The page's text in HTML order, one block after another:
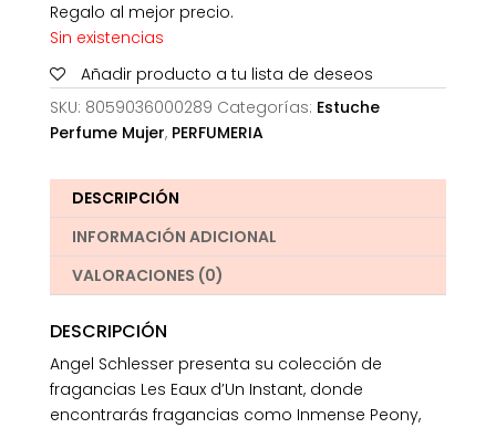
Regalo al mejor precio.
Sin existencias
Añadir producto a tu lista de deseos
SKU: 8059036000289 Categorías: Estuche
Perfume Mujer, PERFUMERIA
DESCRIPCIÓN
INFORMACIÓN ADICIONAL
VALORACIONES (0)
DESCRIPCIÓN
Angel Schlesser presenta su colección de
fragancias Les Eaux d’Un Instant, donde
encontrarás fragancias como Inmense Peony,